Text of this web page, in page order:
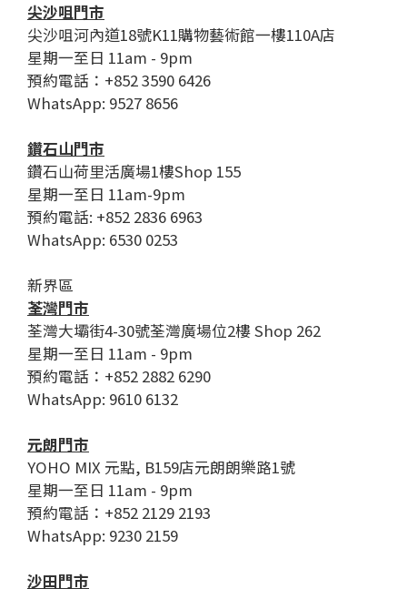
尖沙咀門市
尖沙咀河內道18號K11購物藝術館一樓110A店
星期一至日 11am - 9pm
預約電話：+852 3590 6426
WhatsApp: 9527 8656
鑽石山門市
鑽石山荷里活廣場1樓Shop 155
星期一至日 11am-9pm
預約電話: +852 2836 6963
WhatsApp: 6530 0253
新界區
荃灣門市
荃灣大壩街4-30號荃灣廣場位2樓 Shop 262
星期一至日 11am - 9pm
預約電話：+852 2882 6290
WhatsApp: 9610 6132
元朗門市
YOHO MIX 元點, B159店元朗朗樂路1號
星期一至日 11am - 9pm
預約電話：+852 2129 2193
WhatsApp: 9230 2159
沙田門市